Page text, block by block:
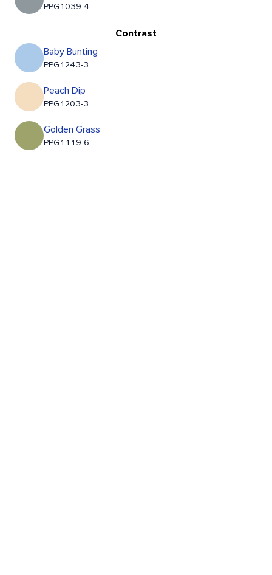
PPG1039-4
Contrast
Baby Bunting
PPG1243-3
Peach Dip
PPG1203-3
Golden Grass
PPG1119-6